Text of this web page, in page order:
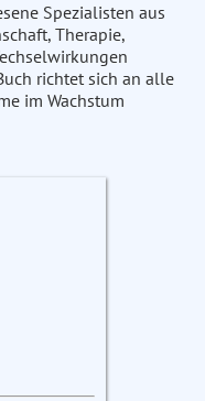
Spezialisten aus
Therapie,
richtet sich an alle
im Wachstum